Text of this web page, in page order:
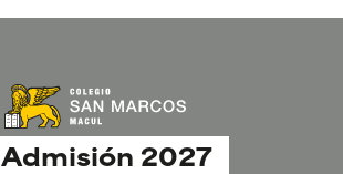
Admisión 2027